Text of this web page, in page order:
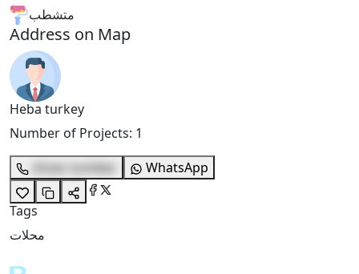
متشطب
Address on Map
Heba turkey
Number of Projects: 1
show number
WhatsApp
Tags
محلات